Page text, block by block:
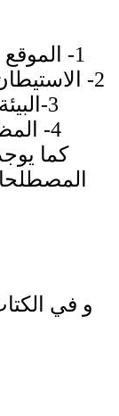
1- الموقع و التسمية و النشاة و التكوين
2- الاستيطان و السكان مراحل الاستكشاف
3-البيئة الحيوية الثروات الطبيعية
4- المظاهر الطبيعية للربع الخالي
كما
و في